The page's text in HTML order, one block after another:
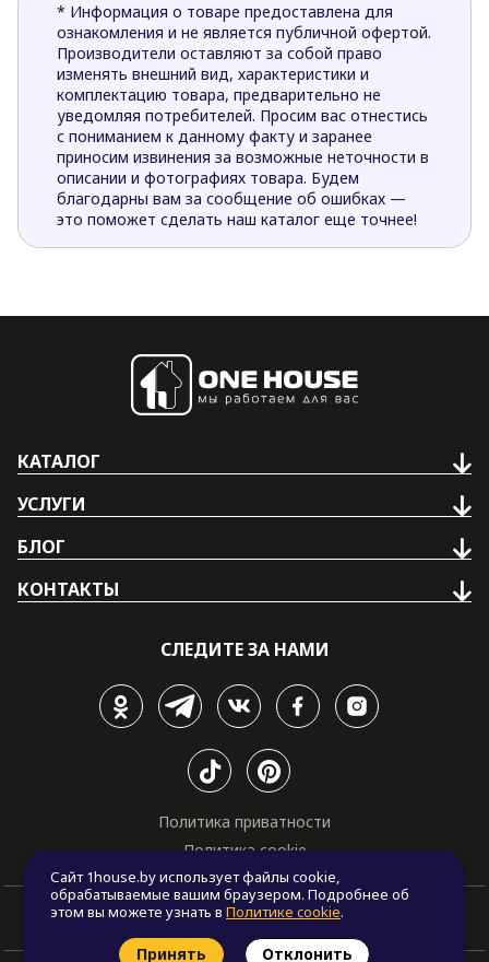
* Информация о товаре предоставлена для
ознакомления и не является публичной офертой.
Производители оставляют за собой право
изменять внешний вид, характеристики и
комплектацию товара, предварительно не
уведомляя потребителей. Просим вас отнестись
с пониманием к данному факту и заранее
приносим извинения за возможные неточности в
описании и фотографиях товара. Будем
благодарны вам за сообщение об ошибках —
это поможет сделать наш каталог еще точнее!
КАТАЛОГ
УСЛУГИ
БЛОГ
КОНТАКТЫ
СЛЕДИТЕ ЗА НАМИ
Политика приватности
Политика cookie
Сайт 1house.by использует файлы cookie,
обрабатываемые вашим браузером. Подробнее об
этом вы можете узнать вПолитике cookie.
Принять Отклонить